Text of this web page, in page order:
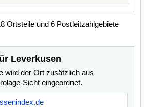
Ortsteile und 6 Postleitzahlgebiete
Leverkusen
wird der Ort zusätzlich aus
Sicht eingeordnet.